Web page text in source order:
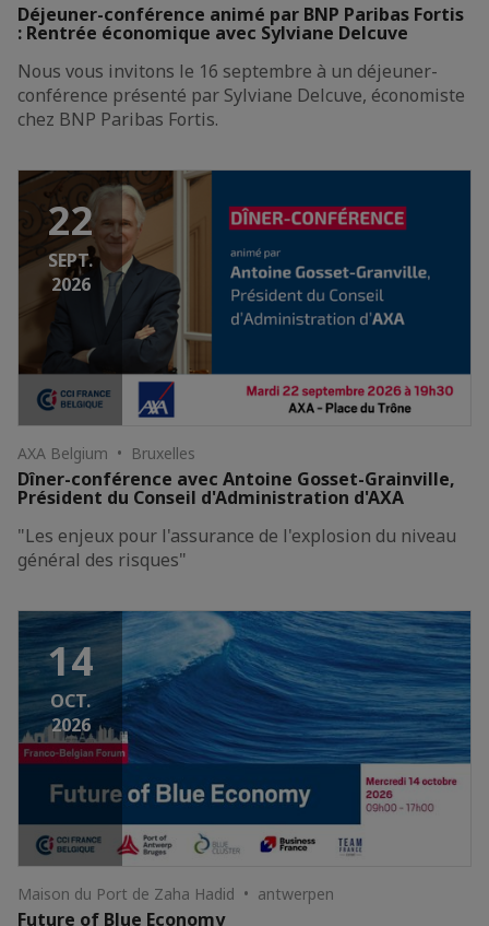
Déjeuner-conférence animé par BNP Paribas Fortis
: Rentrée économique avec Sylviane Delcuve
Nous vous invitons le 16 septembre à un déjeuner-
conférence présenté par Sylviane Delcuve, économiste
chez BNP Paribas Fortis.
22
SEPT.
2026
AXA Belgium • Bruxelles
Dîner-conférence avec Antoine Gosset-Grainville,
Président du Conseil d'Administration d'AXA
"Les enjeux pour l'assurance de l'explosion du niveau
général des risques"
14
OCT.
2026
Maison du Port de Zaha Hadid • antwerpen
Future of Blue Economy